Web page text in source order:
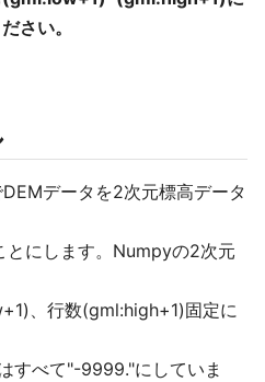
さい。
データを2次元標高データ
にします。Numpyの2次元
、行数(gml:high+1)固定に
すべて"-9999."にしていま